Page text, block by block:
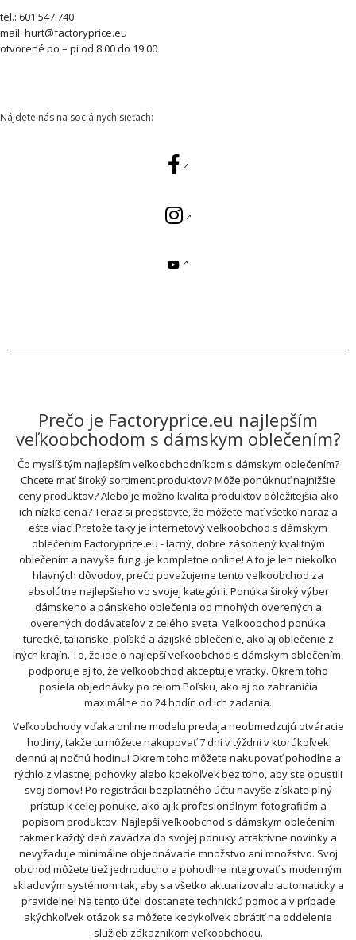
tel.: 601 547 740
mail: hurt@factoryprice.eu
otvorené po – pi od 8:00 do 19:00
Nájdete nás na sociálnych sieťach:
Prečo je Factoryprice.eu najlepším
veľkoobchodom s dámskym oblečením?
Čo myslíš tým najlepším veľkoobchodníkom s dámskym oblečením?
Chcete mať široký sortiment produktov? Môže ponúknuť najnižšie
ceny produktov? Alebo je možno kvalita produktov dôležitejšia ako
ich nízka cena? Teraz si predstavte, že môžete mať všetko naraz a
ešte viac! Pretože taký je internetový veľkoobchod s dámskym
oblečením Factoryprice.eu - lacný, dobre zásobený kvalitným
oblečením a navyše funguje kompletne online! A to je len niekoľko
hlavných dôvodov, prečo považujeme tento veľkoobchod za
absolútne najlepšieho vo svojej kategórii. Ponúka široký výber
dámskeho a pánskeho oblečenia od mnohých overených a
overených dodávateľov z celého sveta. Veľkoobchod ponúka
turecké, talianske, poľské a ázijské oblečenie, ako aj oblečenie z
iných krajín. To, že ide o najlepší veľkoobchod s dámskym oblečením,
podporuje aj to, že veľkoobchod akceptuje vratky. Okrem toho
posiela objednávky po celom Poľsku, ako aj do zahraničia
maximálne do 24 hodín od ich zadania.
Veľkoobchody vďaka online modelu predaja neobmedzujú otváracie
hodiny, takže tu môžete nakupovať 7 dní v týždni v ktorúkoľvek
dennú aj nočnú hodinu! Okrem toho môžete nakupovať pohodlne a
rýchlo z vlastnej pohovky alebo kdekoľvek bez toho, aby ste opustili
svoj domov! Po registrácii bezplatného účtu navyše získate plný
prístup k celej ponuke, ako aj k profesionálnym fotografiám a
popisom produktov. Najlepší veľkoobchod s dámskym oblečením
takmer každý deň zavádza do svojej ponuky atraktívne novinky a
nevyžaduje minimálne objednávacie množstvo ani množstvo. Svoj
obchod môžete tiež jednoducho a pohodlne integrovať s moderným
skladovým systémom tak, aby sa všetko aktualizovalo automaticky a
pravidelne! Na tento účel dostanete technickú pomoc a v prípade
akýchkoľvek otázok sa môžete kedykoľvek obrátiť na oddelenie
služieb zákazníkom veľkoobchodu.